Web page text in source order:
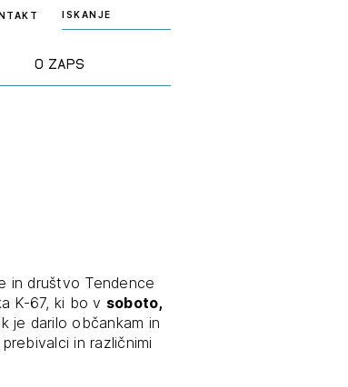
O ZAPS
ISKANJE
Projekti
in društvo Tendence
K-67, ki bo v soboto,
je darilo občankam in
in različnimi